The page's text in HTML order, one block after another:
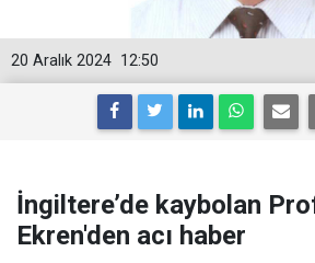
12:50
20 Aralık 2024
İngiltere’de kaybolan
Ekren'den acı haber